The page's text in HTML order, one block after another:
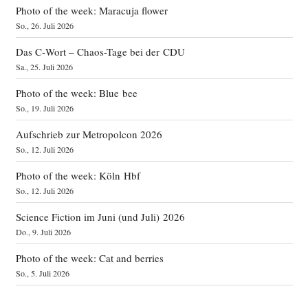
Photo of the week: Maracuja flower
So., 26. Juli 2026
Das C‑Wort – Chaos-Tage bei der CDU
Sa., 25. Juli 2026
Photo of the week: Blue bee
So., 19. Juli 2026
Aufschrieb zur Metropolcon 2026
So., 12. Juli 2026
Photo of the week: Köln Hbf
So., 12. Juli 2026
Science Fiction im Juni (und Juli) 2026
Do., 9. Juli 2026
Photo of the week: Cat and berries
So., 5. Juli 2026